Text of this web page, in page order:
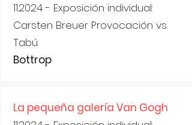
11.2024 - Exposición individual:
Carsten Breuer Provocación vs.
Tabú
Bottrop
La pequeña galería Van Gogh